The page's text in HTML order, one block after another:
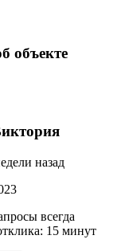
объекте
назад
всегда
15 минут